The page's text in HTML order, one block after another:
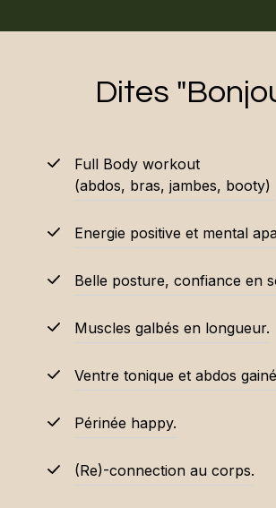
Dites
Full Body workout
(abdos, bras, jambes, booty)
Energie positive et mental
Belle posture, confiance en
Muscles galbés en longueur.
Ventre tonique et abdos
Périnée happy.
(Re)-connection au corps.